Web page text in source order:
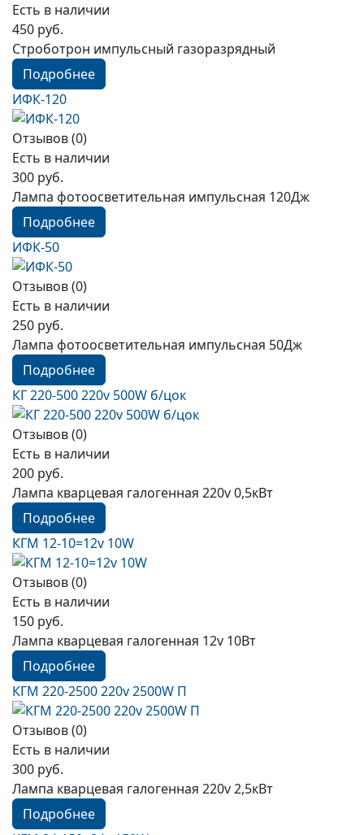
Есть в наличии
450 руб.
Строботрон импульсный газоразрядный
Подробнее
ИФК-120
Отзывов (0)
Есть в наличии
300 руб.
Лампа фотоосветительная импульсная 120Дж
Подробнее
ИФК-50
Отзывов (0)
Есть в наличии
250 руб.
Лампа фотоосветительная импульсная 50Дж
Подробнее
КГ 220-500 220v 500W б/цок
Отзывов (0)
Есть в наличии
200 руб.
Лампа кварцевая галогенная 220v 0,5кВт
Подробнее
КГМ 12-10=12v 10W
Отзывов (0)
Есть в наличии
150 руб.
Лампа кварцевая галогенная 12v 10Вт
Подробнее
КГМ 220-2500 220v 2500W П
Отзывов (0)
Есть в наличии
300 руб.
Лампа кварцевая галогенная 220v 2,5кВт
Подробнее